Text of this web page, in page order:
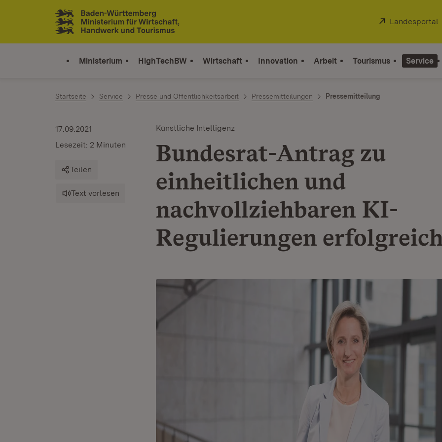
Zum Inhalt springen
Link zur Startseite
Extern:
Landesportal
Ministerium HighTechBW Wirtschaft Innovation Arbeit Tourismus Service
Startseite Service Presse und Öffentlichkeitsarbeit Pressemitteilungen Pressemitteilung
Künstliche Intelligenz
Bundesrat-Antrag zu
einheitlichen und
nachvollziehbaren KI-
Regulierungen
17.09.2021
Lesezeit: 2 Minuten
Teilen
Text vorlesen